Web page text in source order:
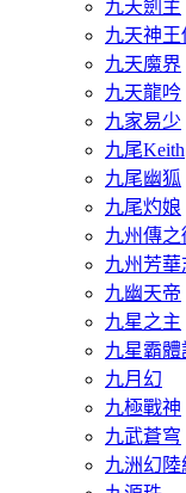
九天劍主
九天神王
九天魔界
九天龍吟
九家易少
九尾Keith
九尾幽狐
九尾灼娘
九州傳之
九州芳華
九幽天帝
九星之主
九星霸體
九月幻
九極戰神
九武蒼穹
九洲幻陸